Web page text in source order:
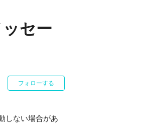
セー
フォローする
しない場合があ